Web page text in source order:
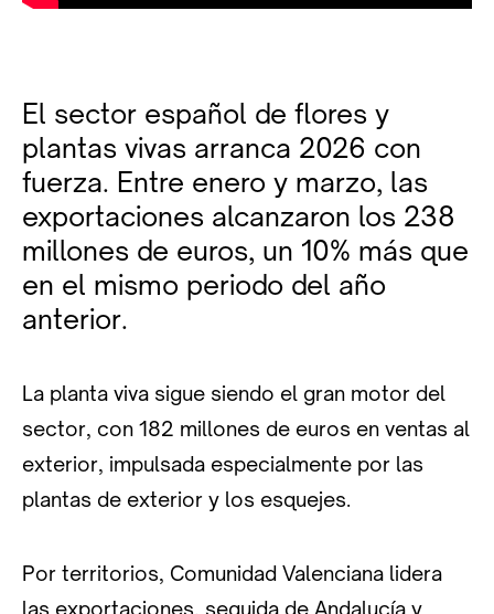
El sector español de flores y
plantas vivas arranca 2026 con
fuerza. Entre enero y marzo, las
exportaciones alcanzaron los 238
millones de euros, un 10% más que
en el mismo periodo del año
anterior.
La planta viva sigue siendo el gran motor del
sector, con 182 millones de euros en ventas al
exterior, impulsada especialmente por las
plantas de exterior y los esquejes.
Por territorios, Comunidad Valenciana lidera
las exportaciones, seguida de Andalucía y